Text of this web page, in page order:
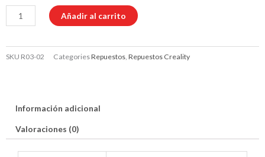
Límite
XYZ
de
cantidad
Añadir al carrito
SKU R03-02 CategoriesRepuestos, Repuestos Creality
Información adicional
Valoraciones (0)